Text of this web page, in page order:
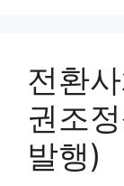
전환
권조
발행)